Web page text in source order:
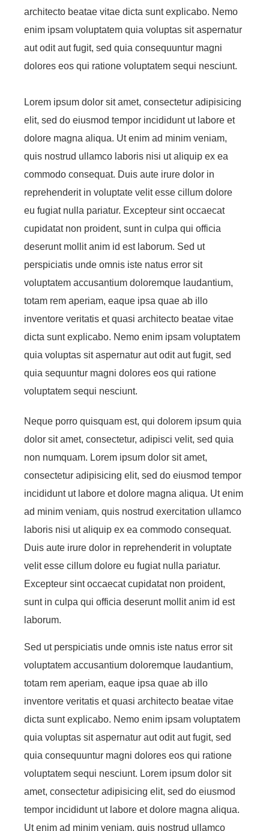
architecto beatae vitae dicta sunt explicabo. Nemo
enim ipsam voluptatem quia voluptas sit aspernatur
aut odit aut fugit, sed quia consequuntur magni
dolores eos qui ratione voluptatem sequi nesciunt.
Lorem ipsum dolor sit amet, consectetur adipisicing
elit, sed do eiusmod tempor incididunt ut labore et
dolore magna aliqua. Ut enim ad minim veniam,
quis nostrud ullamco laboris nisi ut aliquip ex ea
commodo consequat. Duis aute irure dolor in
reprehenderit in voluptate velit esse cillum dolore
eu fugiat nulla pariatur. Excepteur sint occaecat
cupidatat non proident, sunt in culpa qui officia
deserunt mollit anim id est laborum. Sed ut
perspiciatis unde omnis iste natus error sit
voluptatem accusantium doloremque laudantium,
totam rem aperiam, eaque ipsa quae ab illo
inventore veritatis et quasi architecto beatae vitae
dicta sunt explicabo. Nemo enim ipsam voluptatem
quia voluptas sit aspernatur aut odit aut fugit, sed
quia sequuntur magni dolores eos qui ratione
voluptatem sequi nesciunt.
Neque porro quisquam est, qui dolorem ipsum quia
dolor sit amet, consectetur, adipisci velit, sed quia
non numquam. Lorem ipsum dolor sit amet,
consectetur adipisicing elit, sed do eiusmod tempor
incididunt ut labore et dolore magna aliqua. Ut enim
ad minim veniam, quis nostrud exercitation ullamco
laboris nisi ut aliquip ex ea commodo consequat.
Duis aute irure dolor in reprehenderit in voluptate
velit esse cillum dolore eu fugiat nulla pariatur.
Excepteur sint occaecat cupidatat non proident,
sunt in culpa qui officia deserunt mollit anim id est
laborum.
Sed ut perspiciatis unde omnis iste natus error sit
voluptatem accusantium doloremque laudantium,
totam rem aperiam, eaque ipsa quae ab illo
inventore veritatis et quasi architecto beatae vitae
dicta sunt explicabo. Nemo enim ipsam voluptatem
quia voluptas sit aspernatur aut odit aut fugit, sed
quia consequuntur magni dolores eos qui ratione
voluptatem sequi nesciunt. Lorem ipsum dolor sit
amet, consectetur adipisicing elit, sed do eiusmod
tempor incididunt ut labore et dolore magna aliqua.
Ut enim ad minim veniam, quis nostrud ullamco